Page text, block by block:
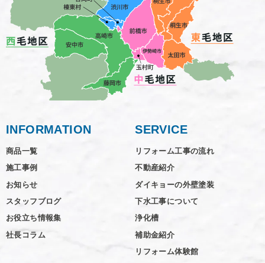
INFORMATION
商品一覧
施工事例
お知らせ
スタッフブログ
お役立ち情報集
社長コラム
SERVICE
リフォーム工事の流れ
不動産紹介
ダイキョーの外壁塗装
下水工事について
浄化槽
補助金紹介
リフォーム体験館